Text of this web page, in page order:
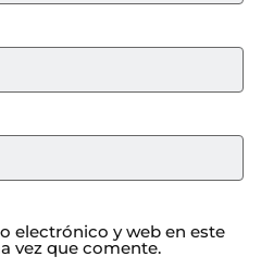
electrónico y web en este
vez que comente.